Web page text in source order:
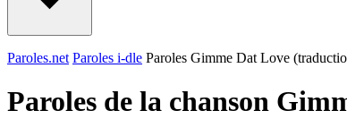
Paroles.net Paroles i-dle Paroles Gimme Dat Love
Paroles de la chanson